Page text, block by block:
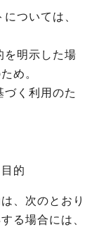
ついては、
明示した場
め。
く利用のた
的
、次のとおり
る場合には、